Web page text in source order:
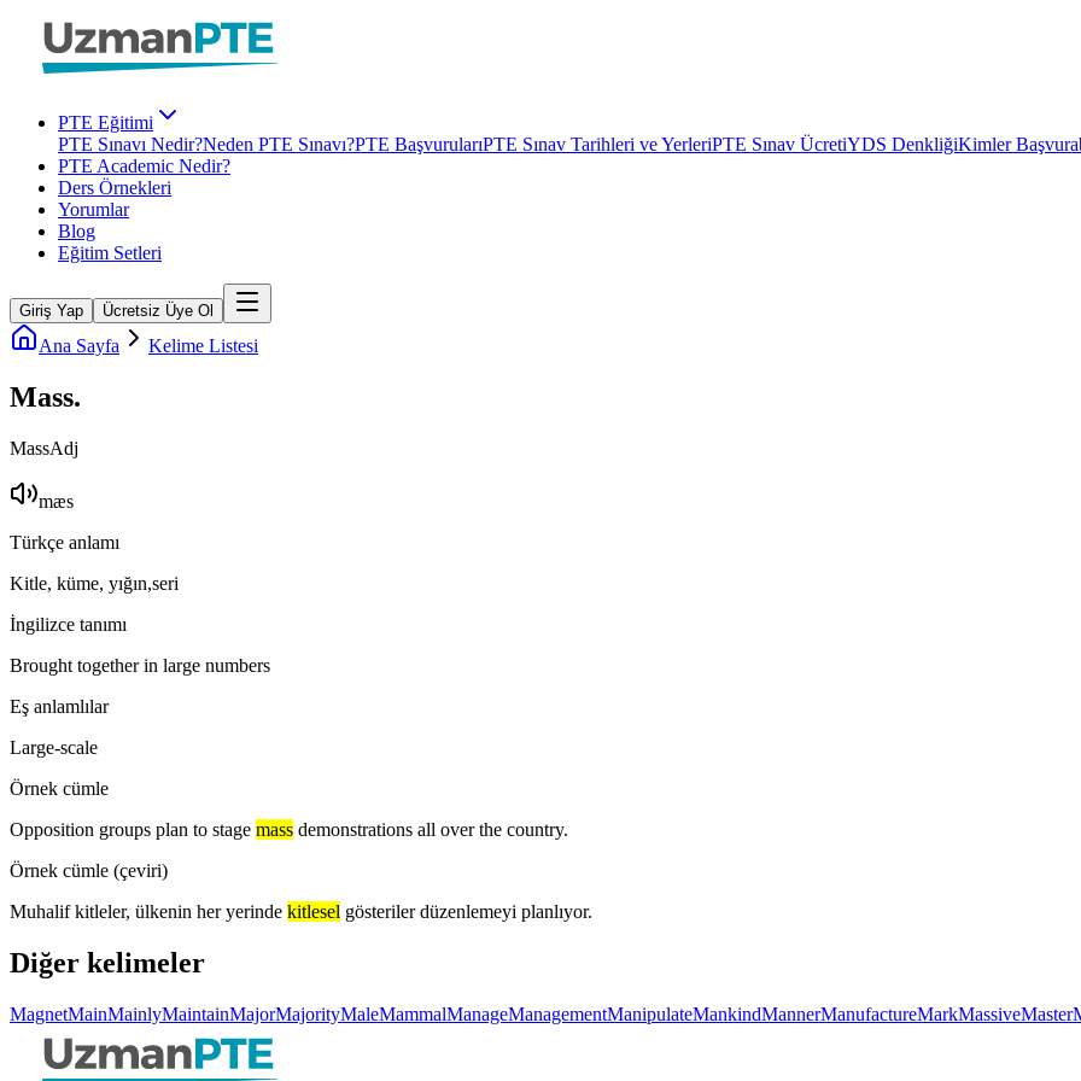
PTE Eğitimi
PTE Sınavı Nedir?Neden PTE Sınavı?PTE BaşvurularıPTE Sınav Tarihleri ve YerleriPTE Sınav ÜcretiYDS DenkliğiKimler
PTE Academic Nedir?
Ders Örnekleri
Yorumlar
Blog
Eğitim Setleri
Giriş Yap Ücretsiz Üye Ol
Ana Sayfa Kelime Listesi
Mass.
MassAdj
mæs
Türkçe anlamı
Kitle, küme, yığın,seri
İngilizce tanımı
Brought together in large numbers
Eş anlamlılar
Large-scale
Örnek cümle
Opposition groups plan to stage mass demonstrations all over the country.
Örnek cümle (çeviri)
Muhalif kitleler, ülkenin her yerinde kitlesel gösteriler düzenlemeyi planlıyor.
Diğer kelimeler
MagnetMainMainlyMaintainMajorMajorityMaleMammalManageManagementManipulateMankindMannerManufactureMarkMassiveMaster